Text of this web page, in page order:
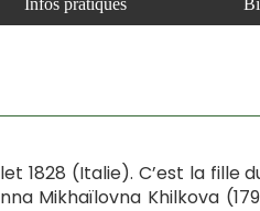
Infos pratiques
1828 (Italie). C’est la fille
Mikhaïlovna Khilkova